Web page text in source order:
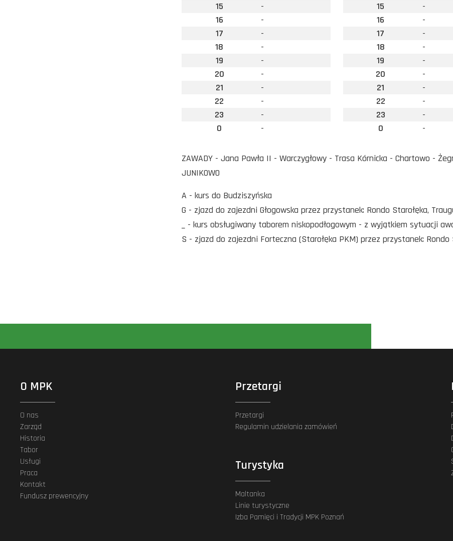
15
-
16
-
17
-
18
-
19
-
20
-
21
-
22
-
23
-
0
-
15
-
16
-
17
-
18
-
19
-
20
-
21
-
22
-
23
-
0
-
ZAWADY - Jana Pawła II - Warczygłowy - Trasa Kórnicka - Chartowo -
JUNIKOWO
A - kurs do Budziszyńska
G - zjazd do zajezdni Głogowska przez przystanek: Rondo Starołęka,
_ - kurs obsługiwany taborem niskopodłogowym - z wyjątkiem sytuacji
S - zjazd do zajezdni Forteczna (Starołęka PKM) przez przystanek: Rondo
O MPK
O nas
Zarząd
Historia
Tabor
Usługi
Praca
Kontakt
Fundusz prewencyjny
Przetargi
Przetargi
Regulamin udzielania zamówień
Turystyka
Maltanka
Linie turystyczne
Izba Pamięci i Tradycji MPK Poznań